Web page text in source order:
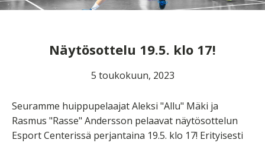
Näytösottelu 19.5. klo 17!
5 toukokuun, 2023
Seuramme huippupelaajat Aleksi "Allu" Mäki ja
Rasmus "Rasse" Andersson pelaavat näytösottelun
Esport Centerissä perjantaina 19.5. klo 17! Erityisesti